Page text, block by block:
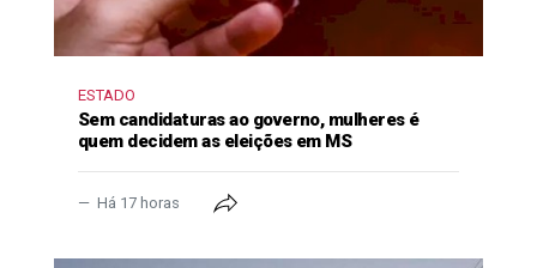
ESTADO
Sem candidaturas ao governo, mulheres é
quem decidem as eleições em MS
Há 17 horas